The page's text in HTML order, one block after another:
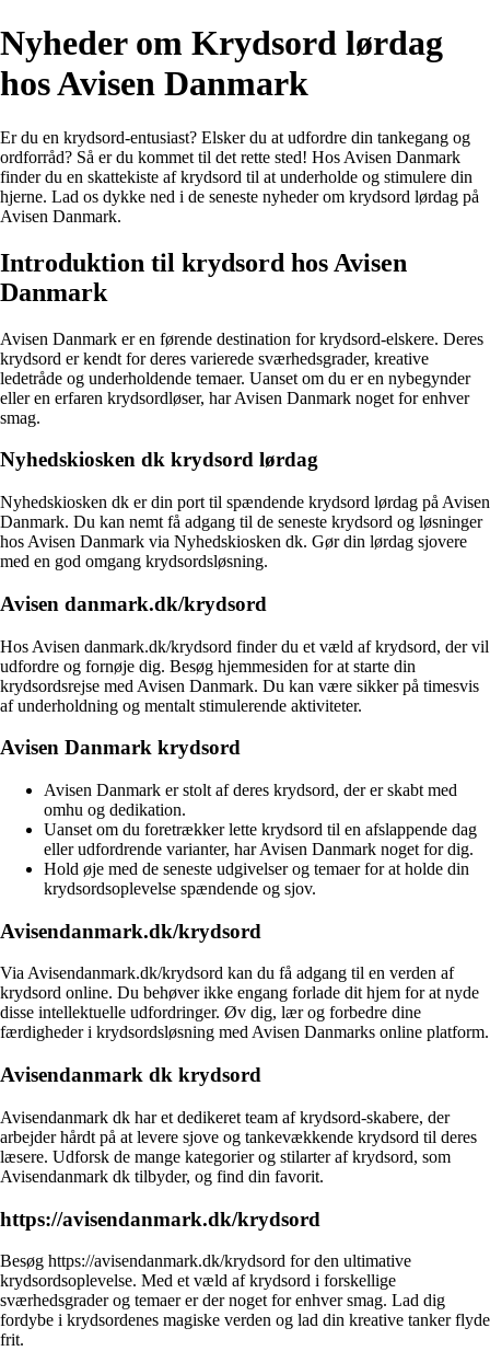
Nyheder om Krydsord lørdag
hos Avisen Danmark
Er du en krydsord-entusiast? Elsker du at udfordre din tankegang og
ordforråd? Så er du kommet til det rette sted! Hos Avisen Danmark
finder du en skattekiste af krydsord til at underholde og stimulere din
hjerne. Lad os dykke ned i de seneste nyheder om krydsord lørdag på
Avisen Danmark.
Introduktion til krydsord hos Avisen
Danmark
Avisen Danmark er en førende destination for krydsord-elskere. Deres
krydsord er kendt for deres varierede sværhedsgrader, kreative
ledetråde og underholdende temaer. Uanset om du er en nybegynder
eller en erfaren krydsordløser, har Avisen Danmark noget for enhver
smag.
Nyhedskiosken dk krydsord lørdag
Nyhedskiosken dk er din port til spændende krydsord lørdag på Avisen
Danmark. Du kan nemt få adgang til de seneste krydsord og løsninger
hos Avisen Danmark via Nyhedskiosken dk. Gør din lørdag sjovere
med en god omgang krydsordsløsning.
Avisen danmark.dk/krydsord
Hos Avisen danmark.dk/krydsord finder du et væld af krydsord, der vil
udfordre og fornøje dig. Besøg hjemmesiden for at starte din
krydsordsrejse med Avisen Danmark. Du kan være sikker på timesvis
af underholdning og mentalt stimulerende aktiviteter.
Avisen Danmark krydsord
Avisen Danmark er stolt af deres krydsord, der er skabt med
omhu og dedikation.
Uanset om du foretrækker lette krydsord til en afslappende dag
eller udfordrende varianter, har Avisen Danmark noget for dig.
Hold øje med de seneste udgivelser og temaer for at holde din
krydsordsoplevelse spændende og sjov.
Avisendanmark.dk/krydsord
Via Avisendanmark.dk/krydsord kan du få adgang til en verden af
krydsord online. Du behøver ikke engang forlade dit hjem for at nyde
disse intellektuelle udfordringer. Øv dig, lær og forbedre dine
færdigheder i krydsordsløsning med Avisen Danmarks online platform.
Avisendanmark dk krydsord
Avisendanmark dk har et dedikeret team af krydsord-skabere, der
arbejder hårdt på at levere sjove og tankevækkende krydsord til deres
læsere. Udforsk de mange kategorier og stilarter af krydsord, som
Avisendanmark dk tilbyder, og find din favorit.
https://avisendanmark.dk/krydsord
Besøg https://avisendanmark.dk/krydsord for den ultimative
krydsordsoplevelse. Med et væld af krydsord i forskellige
sværhedsgrader og temaer er der noget for enhver smag. Lad dig
fordybe i krydsordenes magiske verden og lad din kreative tanker flyde
frit.